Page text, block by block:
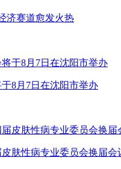
济赛道愈发火热
8月7日在沈阳市举办
肤性病专业委员会换届